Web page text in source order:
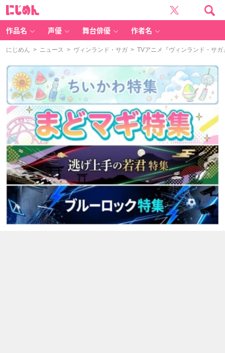
作品名 声優 舞台俳優 作者名
にじめん > ニュース > ヴィンランド・サガ > TVアニメ『ヴィンランド・サ